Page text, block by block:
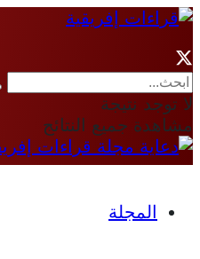
لا توجد نتيجة
مشاهدة جميع النتائج
المجلة